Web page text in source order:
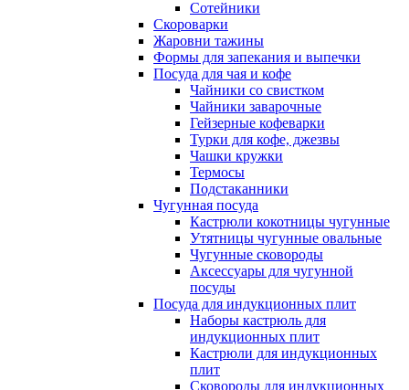
Сотейники
Скороварки
Жаровни тажины
Формы для запекания и выпечки
Посуда для чая и кофе
Чайники со свистком
Чайники заварочные
Гейзерные кофеварки
Турки для кофе, джезвы
Чашки кружки
Термосы
Подстаканники
Чугунная посуда
Кастрюли кокотницы чугунные
Утятницы чугунные овальные
Чугунные сковороды
Аксессуары для чугунной
посуды
Посуда для индукционных плит
Наборы кастрюль для
индукционных плит
Кастрюли для индукционных
плит
Сковороды для индукционных